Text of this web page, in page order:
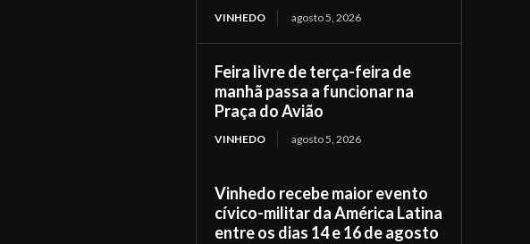
VINHEDO agosto 5, 2026
Feira livre de terça-feira de
manhã passa a funcionar na
Praça do Avião
VINHEDO agosto 5, 2026
Vinhedo recebe maior evento
cívico-militar da América Latina
entre os dias 14 e 16 de agosto